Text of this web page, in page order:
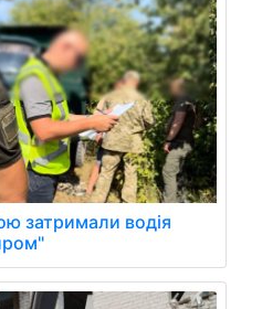
затримали водія